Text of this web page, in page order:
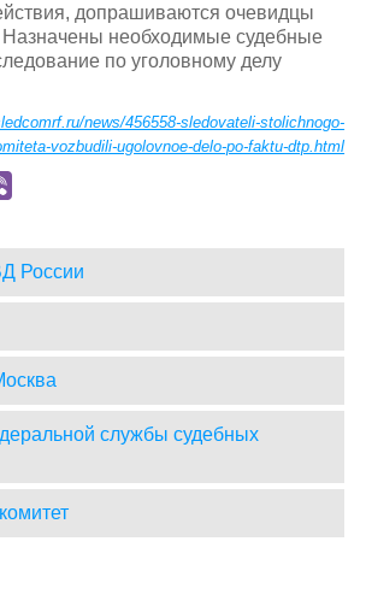
допрашиваются очевидцы
необходимые судебные
по уголовному делу
news/456558-sledovateli-stolichnogo-
vozbudili-ugolovnoe-delo-po-faktu-dtp.html
России
службы судебных